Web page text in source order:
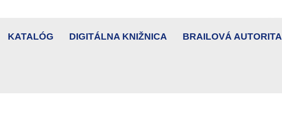
KATALÓG DIGITÁLNA KNIŽNICA BRAILOVÁ AUTORITA